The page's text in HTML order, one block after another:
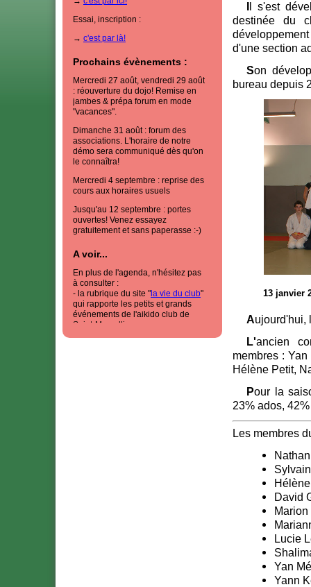
Essai, inscription :
c'est par là!
Prochains évènements :
Mercredi 27 août, vendredi 29 août
: réouverture du dojo! Remise en
jambes & prépa forum en mode
"vacances".
Dimanche 31 août : forum des
associations. L'horaire de notre
démo sera communiqué dès qu'on
le connaîtra!
Mercredi 4 septembre : reprise des
cours aux horaires usuels
Jusqu'au 12 septembre : portes
ouvertes! Venez essayez
gratuitement et sans paperasse :-)
A voir...
En plus de l'agenda, n'hésitez pas
à consulter :
- la rubrique du site "la vie du club"
qui rapporte les petits et grands
événements de l'aikido club de
Saint-Marcellin;
destinée du
d'une section
Son développement s'est poursuivi avec Francis Barnier, membre du
bureau depuis
13 janvier
L'ancien conseil d'administration (2025-2026) était constitué de 8
membres :
Hélène Petit,
Pour la saison 2024-2025, le club comptait 71 membres (23% enfants,
23% ados,
Les membres
David
Lucie
Yan
Yann